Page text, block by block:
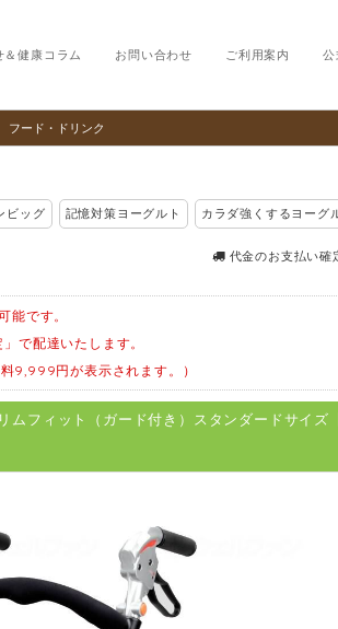
公
ご利用案内
お問い合わせ
＆健康コラム
フード・ドリンク
ビッグ 記憶対策ヨーグルト カラダ強くするヨーグ
代金のお支払い確
能です。
で配達いたします。
9,999円が表示されます。）
フィット（ガード付き）スタンダードサイズ